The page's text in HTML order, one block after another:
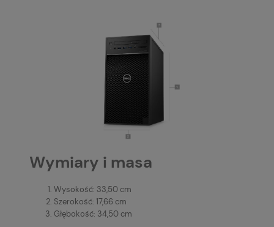
Wymiary i masa
Wysokość: 33,50 cm
Szerokość: 17,66 cm
Głębokość: 34,50 cm